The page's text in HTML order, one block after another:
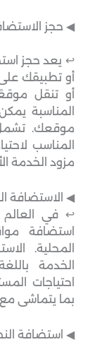
◀︎ حجز
↩︎ يعد حجز
أو تطبيقك
أو تنقل
المناسبة
موقعك. تشمل
المناسب
مزود الخدمة
◀︎ الاستضافة
↩︎ في العالم
استضافة
المحلية.
الخدمة
احتياجات
بما يتماشى مع
◀︎ استضافة